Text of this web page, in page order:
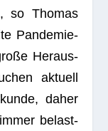
so Tho­mas
Pan­de­mie­
Heraus­
aktu­ell
daher
belast­